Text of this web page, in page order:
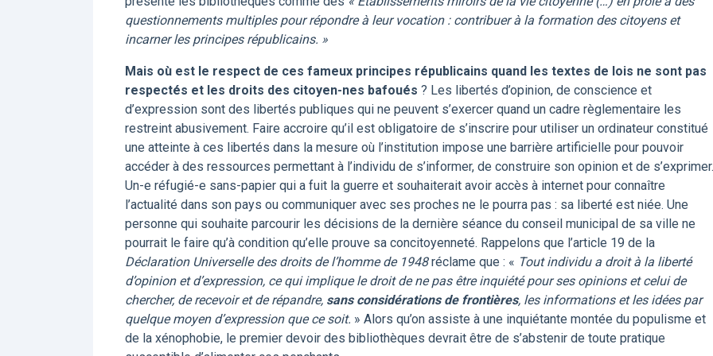
questionnements multiples pour répondre à leur vocation : contribuer à la formation des citoyens et
incarner les principes républicains. »
Mais où est le respect de ces fameux principes républicains quand les textes de lois ne sont pas
respectés et les droits des citoyen-nes bafoués ? Les libertés d’opinion, de conscience et
d’expression sont des libertés publiques qui ne peuvent s’exercer quand un cadre règlementaire les
restreint abusivement. Faire accroire qu’il est obligatoire de s’inscrire pour utiliser un ordinateur constitué
une atteinte à ces libertés dans la mesure où l’institution impose une barrière artificielle pour pouvoir
accéder à des ressources permettant à l’individu de s’informer, de construire son opinion et de s’exprimer.
Un-e réfugié-e sans-papier qui a fuit la guerre et souhaiterait avoir accès à internet pour connaître
l’actualité dans son pays ou communiquer avec ses proches ne le pourra pas : sa liberté est niée. Une
personne qui souhaite parcourir les décisions de la dernière séance du conseil municipal de sa ville ne
pourrait le faire qu’à condition qu’elle prouve sa concitoyenneté. Rappelons que l’article 19 de la
Déclaration Universelle des droits de l’homme de 1948réclame que : « Tout individu a droit à la liberté
d’opinion et d’expression, ce qui implique le droit de ne pas être inquiété pour ses opinions et celui de
chercher, de recevoir et de répandre, sans considérations de frontières, les informations et les idées par
quelque moyen d’expression que ce soit. » Alors qu’on assiste à une inquiétante montée du populisme et
de la xénophobie, le premier devoir des bibliothèques devrait être de s’abstenir de toute pratique